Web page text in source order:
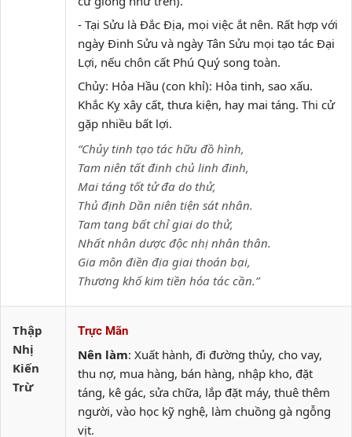
- Tại Sửu là Đắc Địa, mọi việc ắt nên. Rất hợp với
ngày Đinh Sửu và ngày Tân Sửu mọi tạo tác Đại
Lợi, nếu chôn cất Phú Quý song toàn.
Chủy: Hỏa Hầu (con khỉ): Hỏa tinh, sao xấu.
Khắc Kỵ xây cất, thưa kiện, hay mai táng. Thi cử
gặp nhiều bất lợi.
“Chủy tinh tạo tác hữu đồ hình,
Tam niên tất đinh chủ linh đinh,
Mai táng tốt tử đa do thử,
Thủ định Dần niên tiện sát nhân.
Tam tang bất chỉ giai do thử,
Nhất nhân dược độc nhị nhân thân.
Gia môn điền địa giai thoán bại,
Thương khố kim tiền hóa tác cần.”
Thập
Nhị
Kiến
Trừ
Trực Mãn
Nên làm: Xuất hành, đi đường thủy, cho vay,
thu nợ, mua hàng, bán hàng, nhập kho, đặt
táng, kê gác, sửa chữa, lắp đặt máy, thuê thêm
người, vào học kỹ nghệ, làm chuồng gà ngỗng
vịt.